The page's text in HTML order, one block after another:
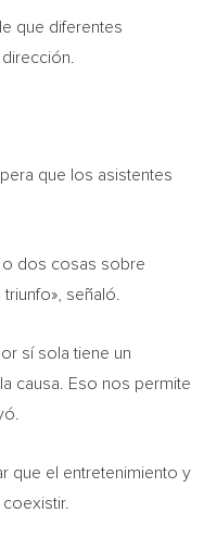
que diferentes
que los asistentes
o dos cosas sobre
señaló.
sí sola tiene un
causa. Eso nos permite
que el entretenimiento y